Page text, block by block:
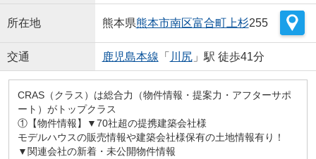
所在地 熊本県熊本市南区富合町上杉255
交通 鹿児島本線 「 川尻」駅 徒歩41分
CRAS（クラス）は総合力（物件情報・提案力・アフターサポ
ート）がトップクラス
①【物件情報】▼70社超の提携建築会社様
モデルハウスの販売情報や建築会社様保有の土地情報有り！
▼関連会社の新着・未公開物件情報